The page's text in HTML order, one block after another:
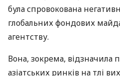
була спровокована
глобальних фондових
агентству.
Вона, зокрема, відзначила
азіатських ринків на тлі